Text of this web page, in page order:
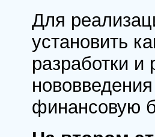
Для
установить
разработки и
финансовую